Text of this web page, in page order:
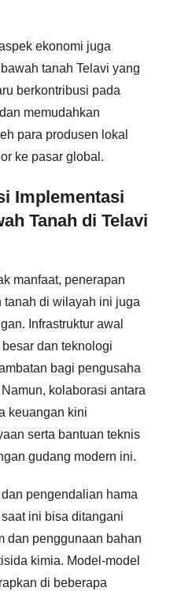
ekonomi juga
tanah Telavi yang
berkontribusi pada
memudahkan
para produsen lokal
ke pasar global.
Implementasi
Tanah di Telavi
manfaat, penerapan
tanah di wilayah ini juga
Infrastruktur awal
dan teknologi
bagi pengusaha
kolaborasi antara
keuangan kini
serta bantuan teknis
gudang modern ini.
pengendalian hama
ini bisa ditangani
dan penggunaan bahan
kimia. Model-model
di beberapa